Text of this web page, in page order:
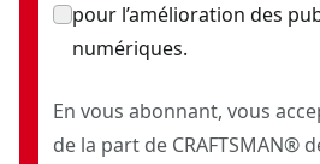
pour l’amélioration des
numériques.
En vous abonnant, vous
de la part de CRAFTSMAN®